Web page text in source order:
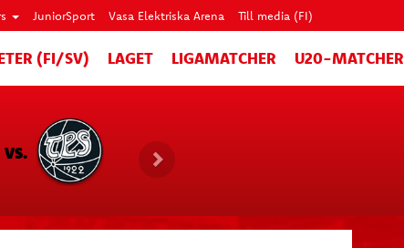
JuniorSport Vasa Elektriska Arena Till media (FI)
(FI/SV) LAGET LIGAMATCHER U20-MATCHER
VS.